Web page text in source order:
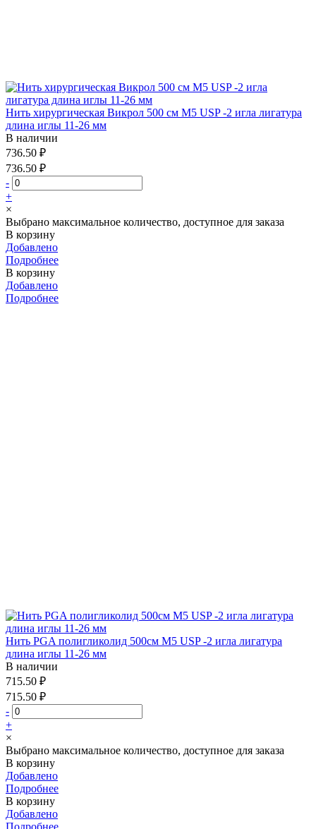
Нить хирургическая Викрол 500 см М5 USP -2 игла лигатура
длина иглы 11-26 мм
В наличии
736.50 ₽
736.50 ₽
-
+
×
Выбрано максимальное количество, доступное для заказа
В корзину
Добавлено
Подробнее
В корзину
Добавлено
Подробнее
Нить PGA полигликолид 500см М5 USP -2 игла лигатура
длина иглы 11-26 мм
В наличии
715.50 ₽
715.50 ₽
-
+
×
Выбрано максимальное количество, доступное для заказа
В корзину
Добавлено
Подробнее
В корзину
Добавлено
Подробнее